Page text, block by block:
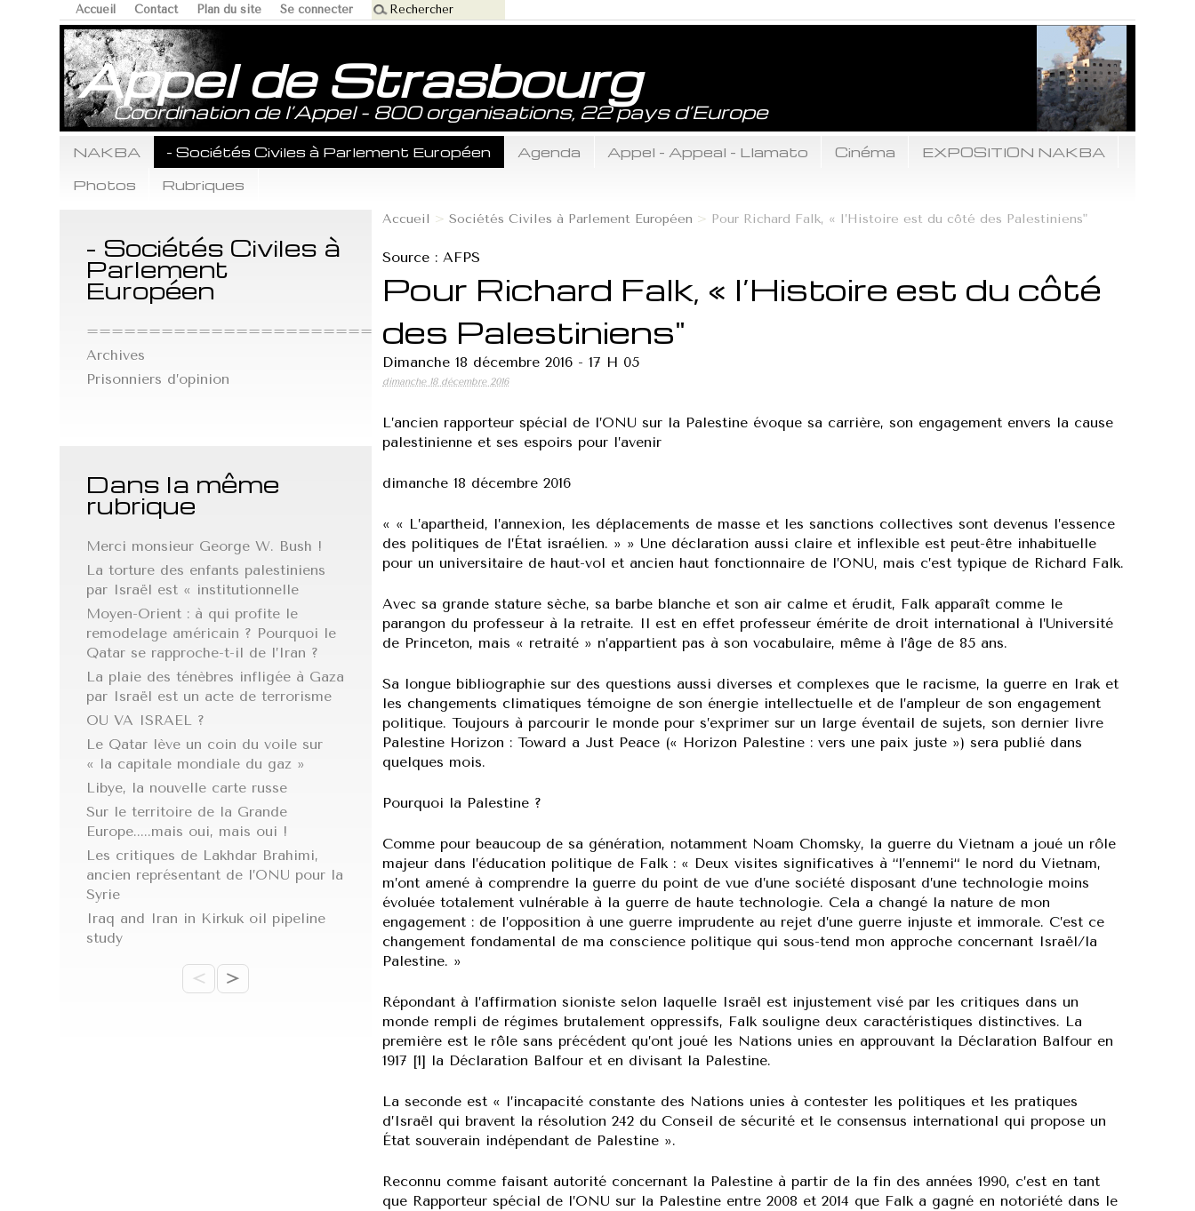
Accueil Contact Plan du site Se connecter
Appel de Strasbourg
Coordination de l’Appel - 800 organisations, 22 pays d’Europe
NAKBA - Sociétés Civiles à Parlement Européen Agenda Appel - Appeal - Llamato Cinéma
EXPOSITION NAKBA
Photos
Rubriques
Accueil >Sociétés Civiles à Parlement Européen > Pour Richard Falk, « l’Histoire est du côté des Palestiniens"
Source : AFPS
Pour Richard Falk, « l’Histoire est du côté
des Palestiniens"
Dimanche 18 décembre 2016 - 17 H 05
dimanche 18 décembre 2016
L’ancien rapporteur spécial de l’ONU sur la Palestine évoque sa carrière, son engagement envers la cause
palestinienne et ses espoirs pour l’avenir
dimanche 18 décembre 2016
« « L’apartheid, l’annexion, les déplacements de masse et les sanctions collectives sont devenus l’essence
des politiques de l’État israélien. » » Une déclaration aussi claire et inflexible est peut-être inhabituelle
pour un universitaire de haut-vol et ancien haut fonctionnaire de l’ONU, mais c’est typique de Richard Falk.
Avec sa grande stature sèche, sa barbe blanche et son air calme et érudit, Falk apparaît comme le
parangon du professeur à la retraite. Il est en effet professeur émérite de droit international à l’Université
de Princeton, mais « retraité » n’appartient pas à son vocabulaire, même à l’âge de 85 ans.
Sa longue bibliographie sur des questions aussi diverses et complexes que le racisme, la guerre en Irak et
les changements climatiques témoigne de son énergie intellectuelle et de l’ampleur de son engagement
politique. Toujours à parcourir le monde pour s’exprimer sur un large éventail de sujets, son dernier livre
Palestine Horizon : Toward a Just Peace (« Horizon Palestine : vers une paix juste ») sera publié dans
quelques mois.
Pourquoi la Palestine ?
Comme pour beaucoup de sa génération, notamment Noam Chomsky, la guerre du Vietnam a joué un rôle
majeur dans l’éducation politique de Falk : « Deux visites significatives à “l’ennemi“ le nord du Vietnam,
m’ont amené à comprendre la guerre du point de vue d’une société disposant d’une technologie moins
évoluée totalement vulnérable à la guerre de haute technologie. Cela a changé la nature de mon
engagement : de l’opposition à une guerre imprudente au rejet d’une guerre injuste et immorale. C’est ce
changement fondamental de ma conscience politique qui sous-tend mon approche concernant Israël/la
Palestine. »
Répondant à l’affirmation sioniste selon laquelle Israël est injustement visé par les critiques dans un
monde rempli de régimes brutalement oppressifs, Falk souligne deux caractéristiques distinctives. La
première est le rôle sans précédent qu’ont joué les Nations unies en approuvant la Déclaration Balfour en
1917 [1] la Déclaration Balfour et en divisant la Palestine.
La seconde est « l’incapacité constante des Nations unies à contester les politiques et les pratiques
d’Israël qui bravent la résolution 242 du Conseil de sécurité et le consensus international qui propose un
État souverain indépendant de Palestine ».
Reconnu comme faisant autorité concernant la Palestine à partir de la fin des années 1990, c’est en tant
que Rapporteur spécial de l’ONU sur la Palestine entre 2008 et 2014 que Falk a gagné en notoriété dans le
- Sociétés Civiles à
Parlement
Européen
============================================...
Archives
Prisonniers d’opinion
Dans la même
rubrique
Merci monsieur George W. Bush !
La torture des enfants palestiniens
par Israël est « institutionnelle
Moyen-Orient : à qui profite le
remodelage américain ? Pourquoi le
Qatar se rapproche-t-il de l’Iran ?
La plaie des ténèbres infligée à Gaza
par Israël est un acte de terrorisme
OU VA ISRAEL ?
Le Qatar lève un coin du voile sur
« la capitale mondiale du gaz »
Libye, la nouvelle carte russe
Sur le territoire de la Grande
Europe.....mais oui, mais oui !
Les critiques de Lakhdar Brahimi,
ancien représentant de l’ONU pour la
Syrie
Iraq and Iran in Kirkuk oil pipeline
study
< >